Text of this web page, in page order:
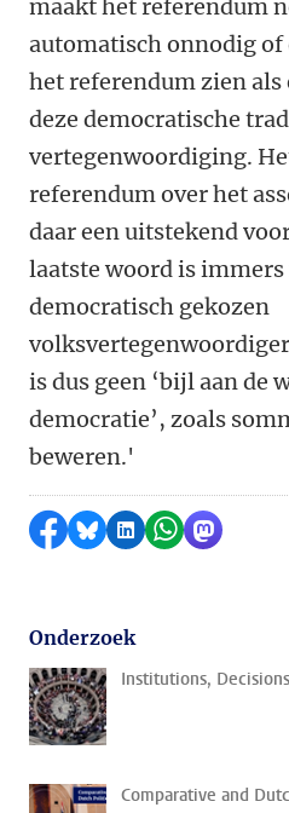
maakt het referendum
automatisch onnodig of
het referendum zien
deze democratische
vertegenwoordiging.
referendum over het
daar een uitstekend
laatste woord is
democratisch gekozen
is dus geen ‘bijl aan de
democratie’, zoals
beweren.'
Delen op Facebook
Delen via Bluesky
Delen op LinkedIn
Delen via
Delen
Onderzoek
Institutions,
Comparative and